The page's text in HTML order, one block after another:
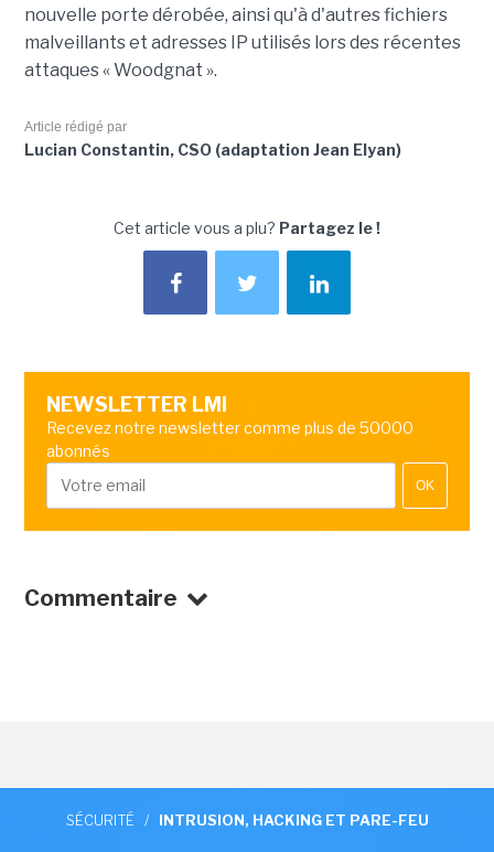
nouvelle porte dérobée, ainsi qu'à d'autres fichiers
malveillants et adresses IP utilisés lors des récentes
attaques « Woodgnat ».
Article rédigé par
Lucian Constantin, CSO (adaptation Jean Elyan)
Cet article vous a plu? Partagez le !
NEWSLETTER LMI
Recevez notre newsletter comme plus de 50000
abonnés
OK
Commentaire
SÉCURITÉ / INTRUSION, HACKING ET PARE-FEU